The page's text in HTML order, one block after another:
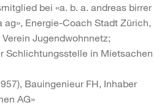
bei «a. b. a. andreas birrer
Energie-Coach Stadt Zürich,
Jugendwohnnetz;
Schlichtungsstelle in Mietsachen
Bauingenieur FH, Inhaber
AG»